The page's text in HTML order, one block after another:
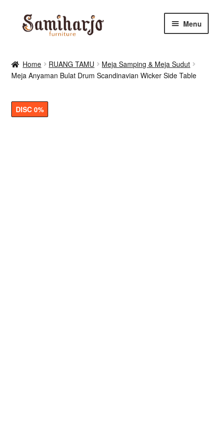
Skip
Skip
Menu
RUANG MAKAN & DAPUR
RUANG TIDUR
Home RUANG TAMU
Meja Samping & Meja Sudut
Meja Anyaman Bulat Drum Scandinavian Wicker Side Table
DISC 0%